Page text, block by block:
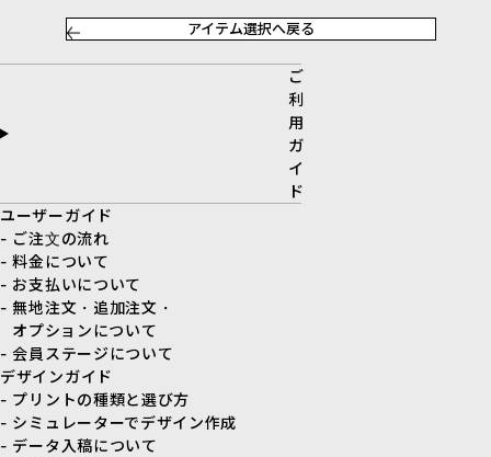
アイテム選択へ戻る
ご
利
用
ガ
イ
ド
ユーザーガイド
- ご注文の流れ
- 料金について
- お支払いについて
- 無地注文・追加注文・
オプションについて
- 会員ステージについて
デザインガイド
- プリントの種類と選び方
- シミュレーターでデザイン作成
- データ入稿について